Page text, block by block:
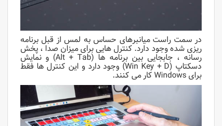
در سمت راست میانبرهای حساس به لمس از قبل برنامه
ریزی شده وجود دارد. کنترل هایی برای میزان صدا ، پخش
رسانه ، جابجایی بین برنامه ها (Alt + Tab) و نمایش
دسکتاپ (Win Key + D) وجود دارد و این کنترل ها فقط
برای Windows کار می کنند.